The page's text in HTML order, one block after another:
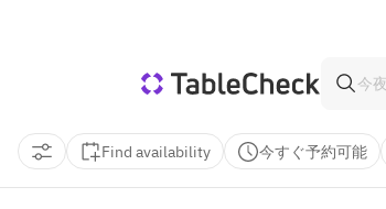
Find availability 今すぐ予約可能